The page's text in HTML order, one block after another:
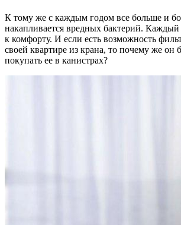
К тому же с каждым годом все больше и
накапливается вредных бактерий. Каждый
к комфорту. И если есть возможность
своей квартире из крана, то почему же он
покупать ее в канистрах?